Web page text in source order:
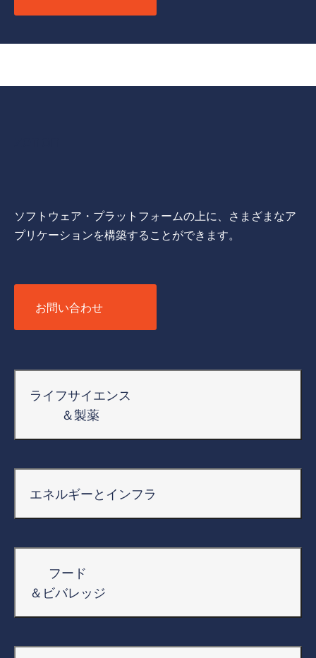
業
界
ソフトウェア・プラットフォームの上に、さまざまなア
プリケーションを構築することができます。
お問い合わせ
ライフサイエンス
＆製薬
エネルギーとインフラ
フード
＆ビバレッジ